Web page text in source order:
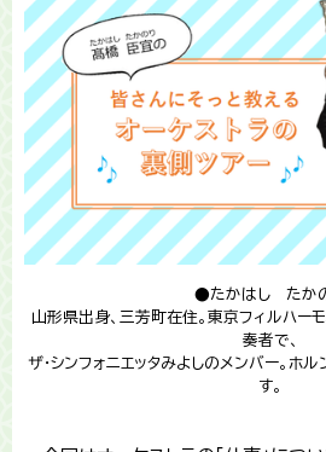
●たかはし たか
山形県出身、三芳町在住。東京フィルハー
奏者で、
ザ・シンフォニエッタみよしのメンバー。ホ
す。